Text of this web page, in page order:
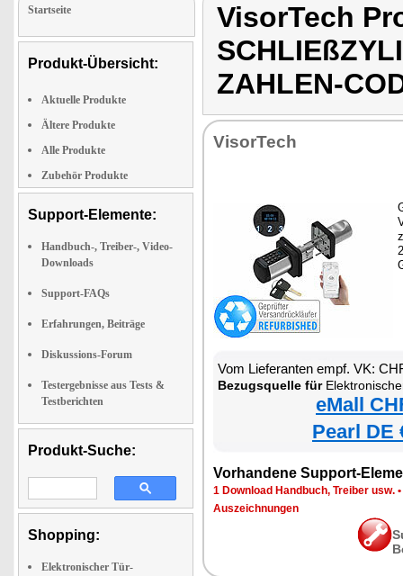
Startseite
Produkt-Übersicht:
Aktuelle Produkte
Ältere Produkte
Alle Produkte
Zubehör Produkte
Support-Elemente:
Handbuch-, Treiber-, Video-
Downloads
Support-FAQs
Erfahrungen, Beiträge
Diskussions-Forum
Testergebnisse aus Tests &
Testberichten
Produkt-Suche:
Shopping:
Elektronischer Tür-
VisorTech
ZAHLEN-
VisorTech
Vom Lieferanten empf. VK:
Bezugsquelle fürElektronischer Tür-Schließzylinder
eMall
Pearl DE
Vorhandene Support-
1 Download Handbuch, Treiber usw. •
Auszeichnungen